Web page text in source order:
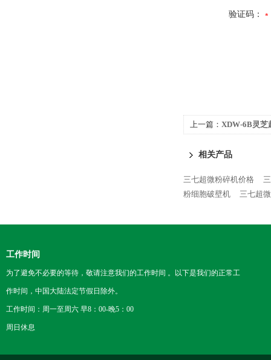
验证码：
上一篇： XDW-6B灵芝
相关产品
三七超微粉碎机价格
粉细胞破壁机
三七超
工作时间
为了避免不必要的等待，敬请注意我们的工作时间 。以下是我们的正常工
作时间，中国大陆法定节假日除外。
工作时间：周一至周六 早8：00-晚5：00
周日休息